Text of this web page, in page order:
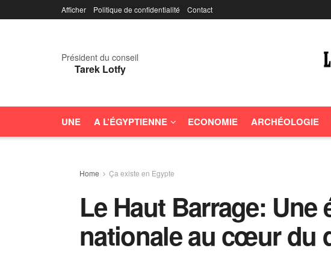
Afficher Politique de confidentialité Contact
Président du conseil
Tarek Lotfy
UNE A L’ÉGYPTIENNE ECONOMIE ARCHÉOLOGIE
Home Ça existe en Egypte
Le Haut Barrage: Une
nationale au cœur du